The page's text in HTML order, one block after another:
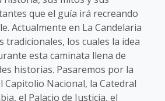
que el guía irá recreando
Actualmente en La Candelaria
tradicionales, los cuales la idea
esta caminata llena de
historias. Pasaremos por la
Capitolio Nacional, la Catedral
el Palacio de Justicia, el